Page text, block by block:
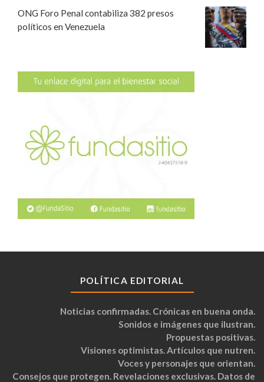
ONG Foro Penal contabiliza 382 presos
políticos en Venezuela
POLÍTICA EDITORIAL
Noticias confirmadas. Crónicas en buena onda.
Sonidos e imágenes que ilustran.
Propuestas positivas.
Visiones optimistas. Artículos que nutren.
Voces y personajes que orientan.
Consejos que protegen. Revelaciones exclusivas. Datos de